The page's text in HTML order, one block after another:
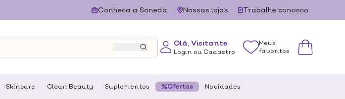
Conheca a Soneda Nossas lojas Trabalhe conosco
Olá, Visitante
Login ou Cadastro
Meus
favoritos
Skincare Clean Beauty Suplementos Ofertas Novidades